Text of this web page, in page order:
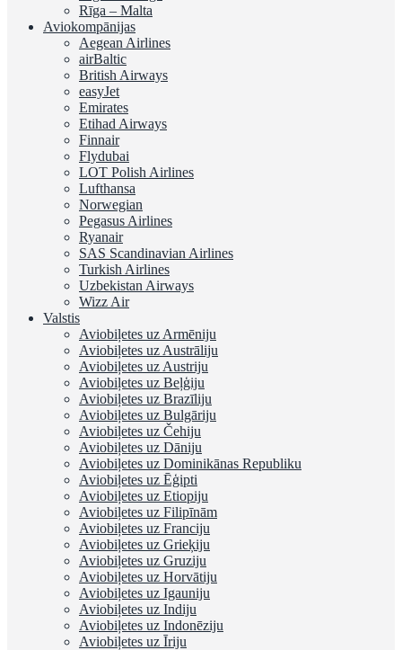
Rīga – Malta
Aviokompānijas
Aegean Airlines
airBaltic
British Airways
easyJet
Emirates
Etihad Airways
Finnair
Flydubai
LOT Polish Airlines
Lufthansa
Norwegian
Pegasus Airlines
Ryanair
SAS Scandinavian Airlines
Turkish Airlines
Uzbekistan Airways
Wizz Air
Valstis
Aviobiļetes uz Armēniju
Aviobiļetes uz Austrāliju
Aviobiļetes uz Austriju
Aviobiļetes uz Beļģiju
Aviobiļetes uz Brazīliju
Aviobiļetes uz Bulgāriju
Aviobiļetes uz Čehiju
Aviobiļetes uz Dāniju
Aviobiļetes uz Dominikānas Republiku
Aviobiļetes uz Ēģipti
Aviobiļetes uz Etiopiju
Aviobiļetes uz Filipīnām
Aviobiļetes uz Franciju
Aviobiļetes uz Grieķiju
Aviobiļetes uz Gruziju
Aviobiļetes uz Horvātiju
Aviobiļetes uz Igauniju
Aviobiļetes uz Indiju
Aviobiļetes uz Indonēziju
Aviobiļetes uz Īriju